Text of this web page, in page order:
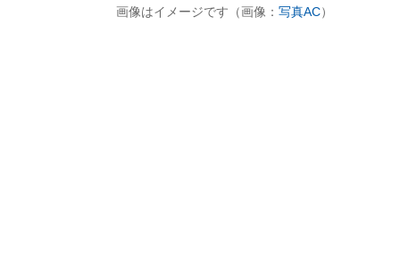
画像はイメージです（画像： 写真AC）